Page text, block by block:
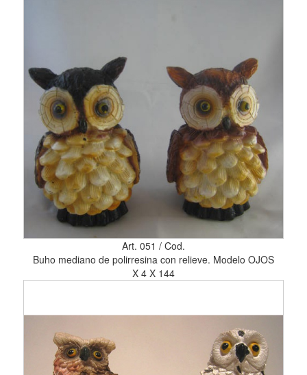
Art. 051 / Cod.
Buho mediano de polirresina con relieve. Modelo OJOS
X 4 X 144